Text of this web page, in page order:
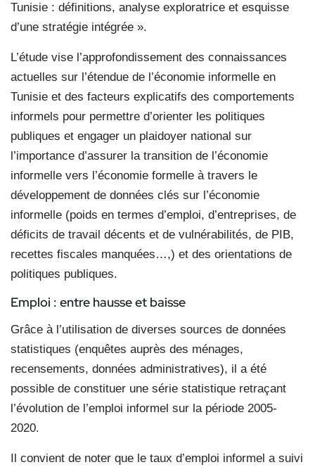
Tunisie : définitions, analyse exploratrice et esquisse
d’une stratégie intégrée ».
L’étude vise l’approfondissement des connaissances
actuelles sur l’étendue de l’économie informelle en
Tunisie et des facteurs explicatifs des comportements
informels pour permettre d’orienter les politiques
publiques et engager un plaidoyer national sur
l’importance d’assurer la transition de l’économie
informelle vers l’économie formelle à travers le
développement de données clés sur l’économie
informelle (poids en termes d’emploi, d’entreprises, de
déficits de travail décents et de vulnérabilités, de PIB,
recettes fiscales manquées…,) et des orientations de
politiques publiques.
Emploi : entre hausse et baisse
Grâce à l’utilisation de diverses sources de données
statistiques (enquêtes auprès des ménages,
recensements, données administratives), il a été
possible de constituer une série statistique retraçant
l’évolution de l’emploi informel sur la période 2005-
2020.
Il convient de noter que le taux d’emploi informel a suivi